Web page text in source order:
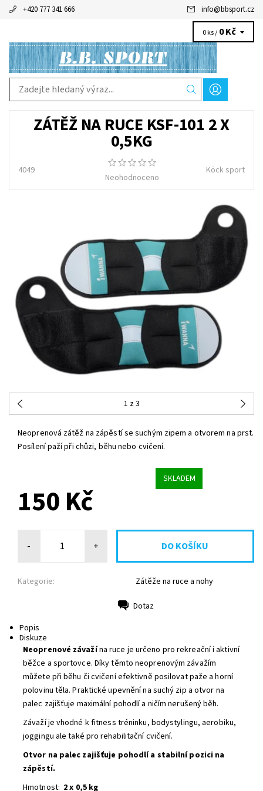
+420 777 341 666 info@bbsport.cz
0 ks / 0 Kč
ZÁTĚŽ NA RUCE KSF-101 2 X
0,5KG
4049
Neohodnoceno
Köck sport
1 z 3
Neoprenová zátěž na zápěstí se suchým zipem a otvorem na prst.
Posílení paží při chůzi, běhu nebo cvičení.
SKLADEM
150 Kč
- +
Kategorie: Zátěže na ruce a nohy
Dotaz
Popis
Diskuze
Neoprenové závažína ruce je určeno pro rekreační i aktivní
běžce a sportovce. Díky těmto neoprenovým závažím
můžete při běhu či cvičení efektivně posilovat paže a horní
polovinu těla. Praktické upevnění na suchý zip a otvor na
palec zajišťuje maximální pohodlí a ničím nerušený běh.
Závaží je vhodné k fitness tréninku, bodystylingu, aerobiku,
joggingu ale také pro rehabilitační cvičení.
Otvor na palec zajišťuje pohodlí a stabilní pozici na
zápěstí.
Hmotnost: 2 x 0,5 kg